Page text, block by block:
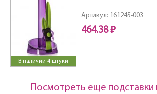
В наличии 4 штуки
Артикул: 161245-003
464.38 ₽
Посмотреть еще